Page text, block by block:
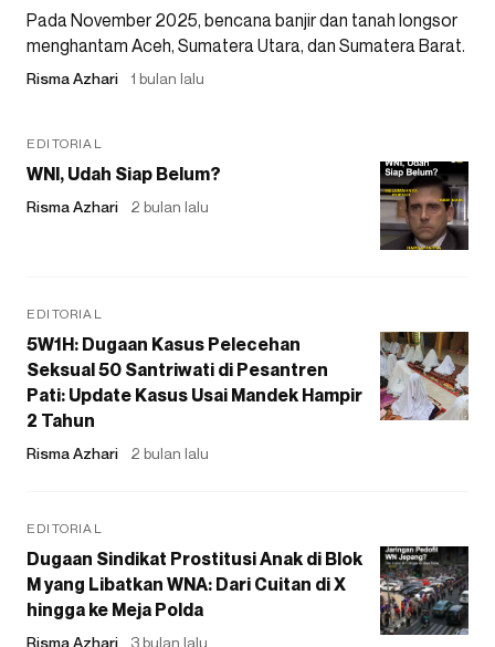
Pada November 2025, bencana banjir dan tanah longsor
menghantam Aceh, Sumatera Utara, dan Sumatera Barat.
Risma Azhari 1 bulan lalu
EDITORIAL
WNI, Udah Siap Belum?
Risma Azhari 2 bulan lalu
EDITORIAL
5W1H: Dugaan Kasus Pelecehan
Seksual 50 Santriwati di Pesantren
Pati: Update Kasus Usai Mandek Hampir
2 Tahun
Risma Azhari 2 bulan lalu
EDITORIAL
Dugaan Sindikat Prostitusi Anak di Blok
M yang Libatkan WNA: Dari Cuitan di X
hingga ke Meja Polda
Risma Azhari 3 bulan lalu